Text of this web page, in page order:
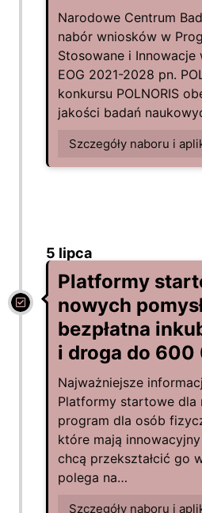
Narodowe Centrum
nabór wniosków w
Stosowane i Innowacje
EOG 2021-2028 pn.
konkursu POLNORIS
jakości badań
Szczegóły naboru i
5 lipca
Platformy
nowych
bezpłatna
i droga do 600
Najważniejsze
Platformy startowe dla
program dla osób
które mają
chcą przekształcić go
polega na…
Szczegóły naboru i